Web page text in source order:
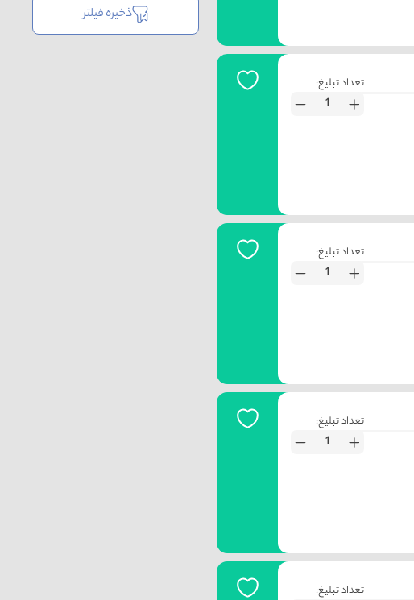
ذخیره فیلتر
تعداد تبلیغ:
تعداد تبلیغ:
تعداد تبلیغ:
تعداد تبلیغ: